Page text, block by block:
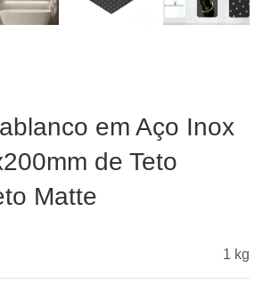
em Aço Inox
de Teto
Matte
1 kg